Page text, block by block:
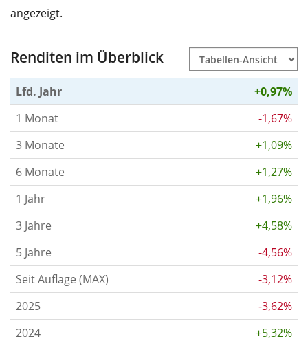
angezeigt.
Renditen im Überblick
Lfd. Jahr
+0,97%
1 Monat
-1,67%
3 Monate
+1,09%
6 Monate
+1,27%
1 Jahr
+1,96%
3 Jahre
+4,58%
5 Jahre
-4,56%
Seit Auflage (MAX)
-3,12%
2025
-3,62%
2024
+5,32%